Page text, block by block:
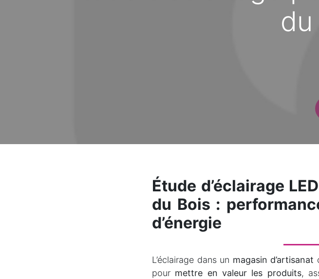
Étude d’éclairage
du Bois :
d’énergie
L’éclairage dans un magasin d’artisanat
pour mettre en valeur les produits,